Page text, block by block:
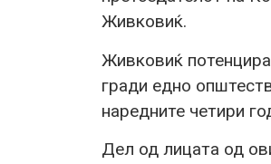
Живковиќ.
Живковиќ
гради едно
наредните четири
Дел од лицата од